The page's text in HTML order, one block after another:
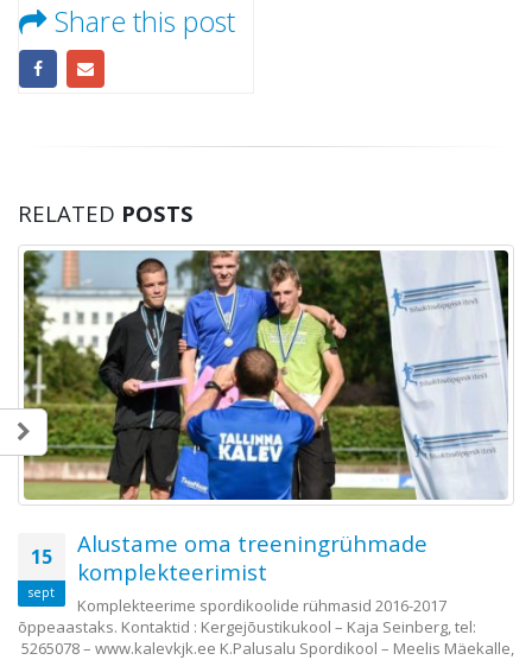
Share this post
RELATED POSTS
15
sept
Alustame oma treeningrühmade
komplekteerimist
Komplekteerime spordikoolide rühmasid 2016-2017
õppeaastaks. Kontaktid : Kergejõustikukool – Kaja Seinberg, tel:
5265078 – www.kalevkjk.ee K.Palusalu Spordikool – Meelis Mäekalle,